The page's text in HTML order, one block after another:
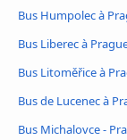
Bus Humpolec à
Bus Liberec à
Bus Litoměřice à
Bus de Lucenec à
Bus Michalovce -